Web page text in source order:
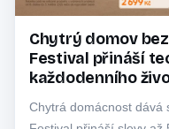
Chytrý domov
Festival přináší
každodenního
Chytrá domácnost dává